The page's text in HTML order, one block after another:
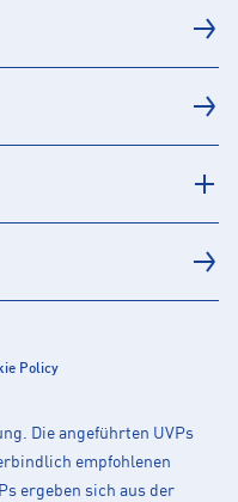
Policy
Die angeführten UVPs
empfohlenen
ergeben sich aus der